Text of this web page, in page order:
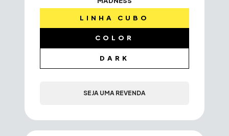
LINHA CUBO
COLOR
DARK
SEJA UMA REVENDA